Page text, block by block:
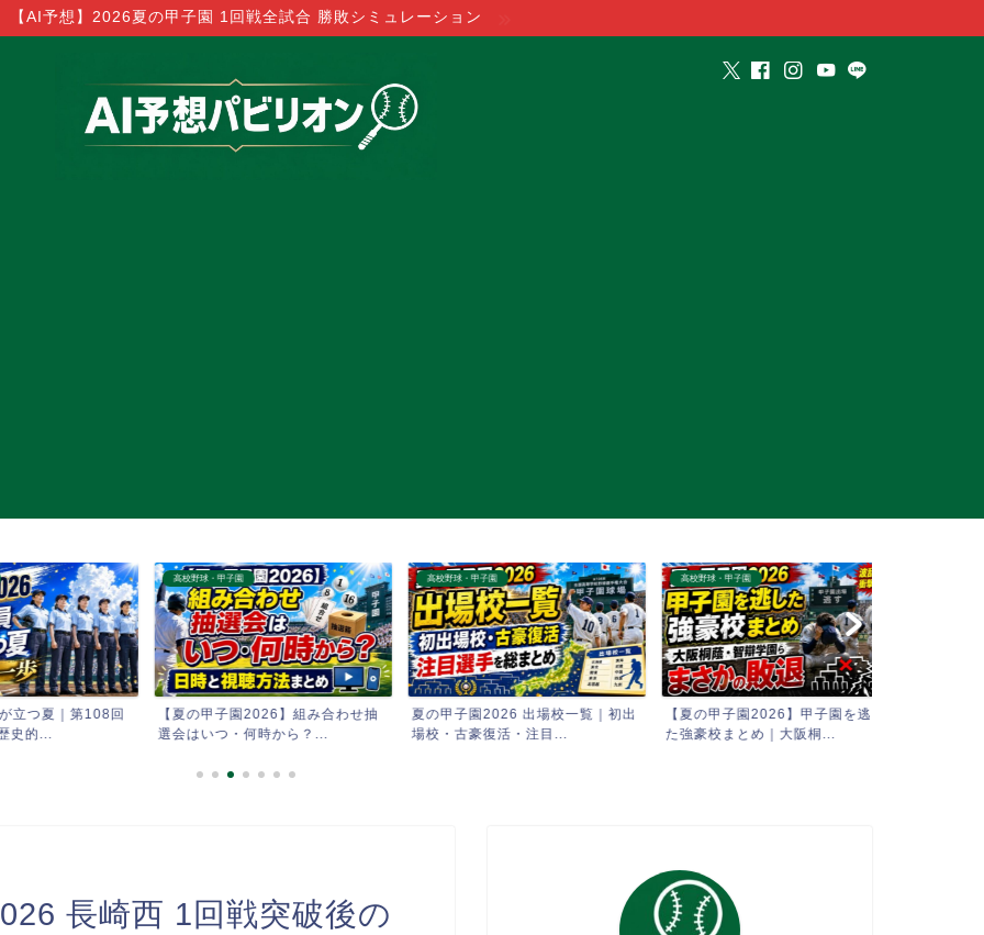
【AI予想】2026夏の甲子園 1回戦全試合 勝敗シミュレーション
夏｜第108回
...
高校野球・甲子園
【夏の甲子園2026】組み合わせ抽
選会はいつ・何時から？...
高校野球・甲子園
夏の甲子園2026 出場校一覧｜初出
場校・古豪復活・注目...
高校野球・甲子園
【夏の甲子園2026】甲子園を逃し
た強豪校まとめ｜大阪桐...
長崎西 1回戦突破後の